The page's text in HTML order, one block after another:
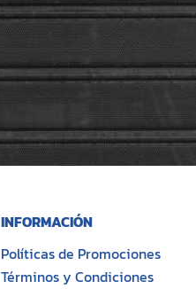
INFORMACIÓN
Políticas de Promociones
Términos y Condiciones